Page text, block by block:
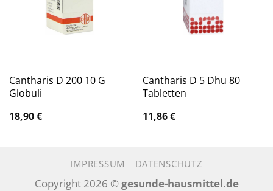
Cantharis D 200 10 G
Globuli
18,90€
Cantharis D 5 Dhu 80
Tabletten
11,86€
IMPRESSUM DATENSCHUTZ
Copyright 2026 © gesunde-hausmittel.de